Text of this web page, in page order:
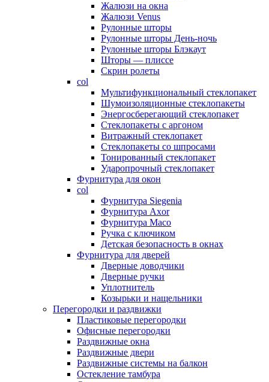
Жалюзи на окна
Жалюзи Venus
Рулонные шторы
Рулонные шторы День-ночь
Рулонные шторы Блэкаут
Шторы — плиссе
Скрин ролеты
col
Мультифункциональный стеклопакет
Шумоизоляционные стеклопакеты
Энергосберегающий стеклопакет
Стеклопакеты с аргоном
Витражный стеклопакет
Стеклопакеты со шпросами
Тонированный стеклопакет
Ударопрочный стеклопакет
Фурнитура для окон
col
Фурнитура Siegenia
Фурнитура Axor
Фурнитура Maco
Ручка с ключиком
Детская безопасность в окнах
Фурнитура для дверей
Дверные доводчики
Дверные ручки
Уплотнитель
Козырьки и нащельники
Перегородки и раздвижки
Пластиковые перегородки
Офисные перегородки
Раздвижные окна
Раздвижные двери
Раздвижные системы на балкон
Остекление тамбура